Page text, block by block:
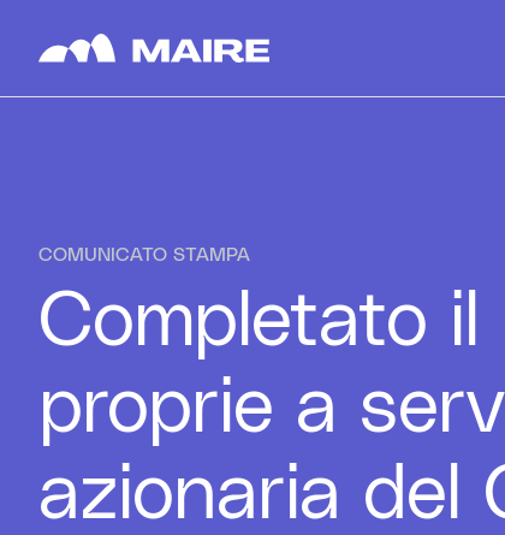
COMUNICATO STAMPA
Completato
proprie a
azionaria del